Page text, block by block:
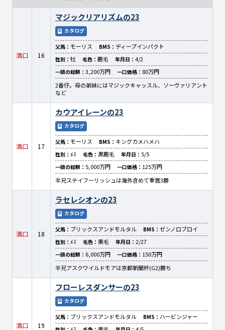
満口 16
マジックリアリズムの23
カタログ
父馬： モーリス BMS： ディープインパクト
性別： 牡 毛色： 鹿毛 年月日： 4/2
一頭の総額： 3,200万円 一口価格： 80万円
2番仔。母の弟妹にはマジックキャッスル、ソーヴァリアント
など
満口 17
カウアイレーンの23
カタログ
父馬： モーリス BMS： キングカメハメハ
性別： ﾒｽ 毛色： 黒鹿毛 年月日： 5/5
一頭の総額： 5,000万円 一口価格： 125万円
半兄ステイフーリッシュは海外含めて重賞3勝
満口 18
ラセレシオンの23
カタログ
父馬： ブリックスアンドモルタル BMS： ゼンノロブロイ
性別： ﾒｽ 毛色： 栗毛 年月日： 2/27
一頭の総額： 6,000万円 一口価格： 150万円
半兄アスクワイルドモアは京都新聞杯(G2)勝ち
満口 19
フローレスダンサーの23
カタログ
父馬： ブリックスアンドモルタル BMS： ハービンジャー